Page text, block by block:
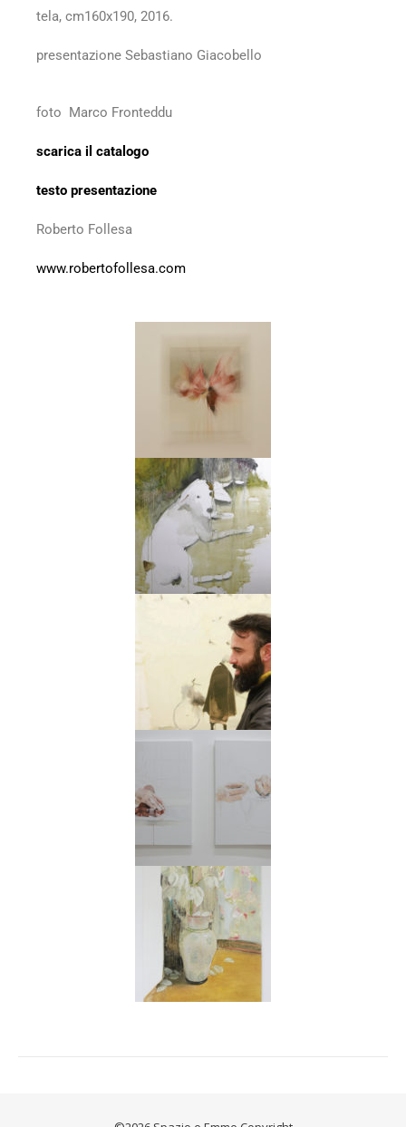
tela, cm160x190, 2016.
presentazione Sebastiano Giacobello
foto Marco Fronteddu
scarica il catalogo
testo presentazione
Roberto Follesa
www.robertofollesa.com